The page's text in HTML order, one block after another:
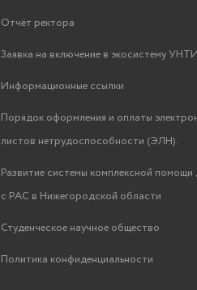
Отчёт ректора
Заявка на включение в экосистему
Информационные ссылки
Порядок оформления и оплаты
листов нетрудоспособности (ЭЛН).
Развитие системы комплексной помощи
с РАС в Нижегородской области
Студенческое научное общество
Политика конфиденциальности